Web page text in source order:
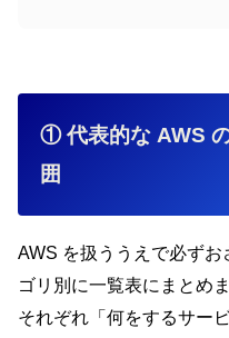
① 代表的な AWS
囲
AWS を扱ううえで必ず
ゴリ別に一覧表にまとめま
それぞれ「何をするサー